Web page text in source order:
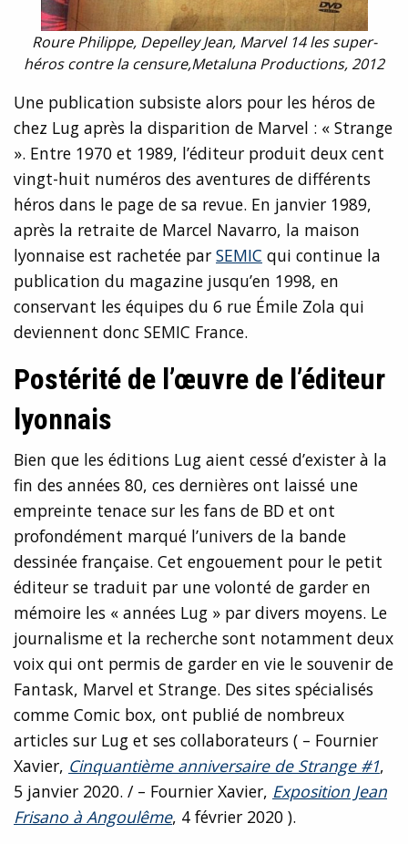
Roure Philippe, Depelley Jean, Marvel 14 les super-
héros contre la censure,Metaluna Productions, 2012
Une publication subsiste alors pour les héros de
chez Lug après la disparition de Marvel : « Strange
». Entre 1970 et 1989, l’éditeur produit deux cent
vingt-huit numéros des aventures de différents
héros dans le page de sa revue. En janvier 1989,
après la retraite de Marcel Navarro, la maison
lyonnaise est rachetée par SEMIC qui continue la
publication du magazine jusqu’en 1998, en
conservant les équipes du 6 rue Émile Zola qui
deviennent donc SEMIC France.
Postérité de l’œuvre de l’éditeur
lyonnais
Bien que les éditions Lug aient cessé d’exister à la
fin des années 80, ces dernières ont laissé une
empreinte tenace sur les fans de BD et ont
profondément marqué l’univers de la bande
dessinée française. Cet engouement pour le petit
éditeur se traduit par une volonté de garder en
mémoire les « années Lug » par divers moyens. Le
journalisme et la recherche sont notamment deux
voix qui ont permis de garder en vie le souvenir de
Fantask, Marvel et Strange. Des sites spécialisés
comme Comic box, ont publié de nombreux
articles sur Lug et ses collaborateurs ( – Fournier
Xavier, Cinquantième anniversaire de Strange #1,
5 janvier 2020. / – Fournier Xavier, Exposition Jean
Frisano à Angoulême, 4 février 2020 ).